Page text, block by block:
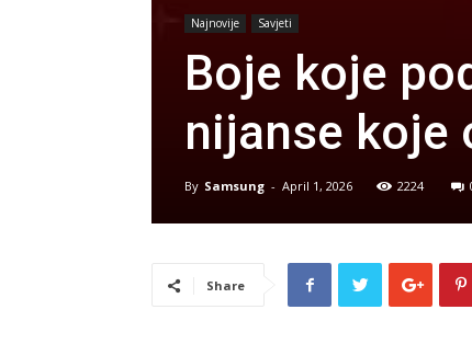
Najnovije Savjeti
Boje koje
nijanse koje
By Samsung - April 1, 2026 2224
Share